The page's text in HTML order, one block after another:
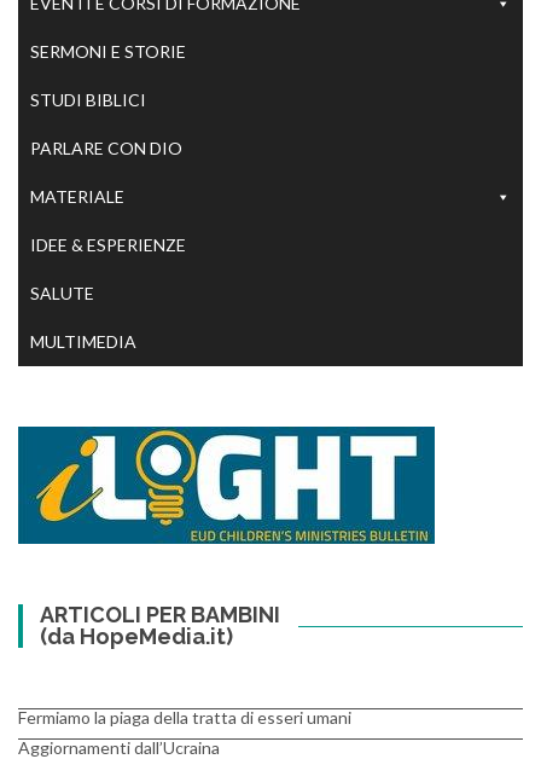
SERMONI E STORIE
STUDI BIBLICI
PARLARE CON DIO
MATERIALE
IDEE & ESPERIENZE
SALUTE
MULTIMEDIA
ARTICOLI PER BAMBINI
(da HopeMedia.it)
Fermiamo la piaga della tratta di esseri umani
Aggiornamenti dall’Ucraina